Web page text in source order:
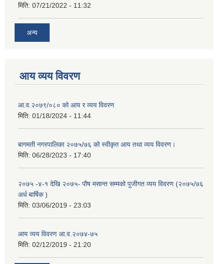
मिति: 07/21/2022 - 11:32
अन्य
आय व्यय विवरण
आ.व.२०७९/०८० को आय र व्यय विवरण
मिति: 01/18/2024 - 11:44
बागमती नगरपालिका २०७५/७६ को स्वीकृत आय तथा व्यय विवरण।
मिति: 06/28/2023 - 17:40
२०७५ -४-१ देखि २०७५- पौष मसान्त सम्मको पुजीगत व्यय विवरण (२०७५/७६
अर्ध बार्षिक )
मिति: 03/06/2019 - 23:03
आय व्यय विवरण आ.व.२०७४-७५
मिति: 02/12/2019 - 21:20